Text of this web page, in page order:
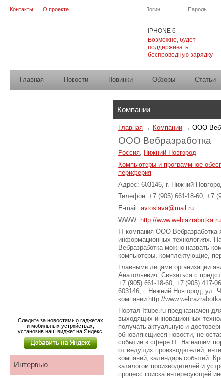
IPHONE 6
Возможно, будет
поддерживать
беспроводную зарядку
Логин Пароль
Контакты О проекте
Главная Новости Новинки Обзоры Cтатьи
Компании
Главная → Компании → ООО
ООО Вебразработка
Россия, Нижний Новгород
Компьютеры и программное
периферия
Адрес: 603146, г. Нижний
Телефон: +7 (905) 661-18-60, +7
E-mail: avtoslava@mail.ru
WWW: http://www.webrazrabotka.ru
IT-компания ООО Вебразработка
информационных технологиях.
Вебразработка можно назвать
компьютеры, комплектующие,
Главными лицами организации
Анатольевич. Связаться с
+7 (905) 661-18-60, +7 (905) 417-
603146, г. Нижний Новгород, ул.
компании http://
Портал Ittube.ru предназначен
выходящих инновационных
получать актуальную и
обновляющиеся новости, не
событие в сфере IT. На нашем
от ведущих производителей,
компаний, календарь событий.
каталогом производителей и
процесс поиска интересующей
Следите за новостями о гаджетах
и мобильных устройствах,
установив наш виджет на Яндекс.
Интервью